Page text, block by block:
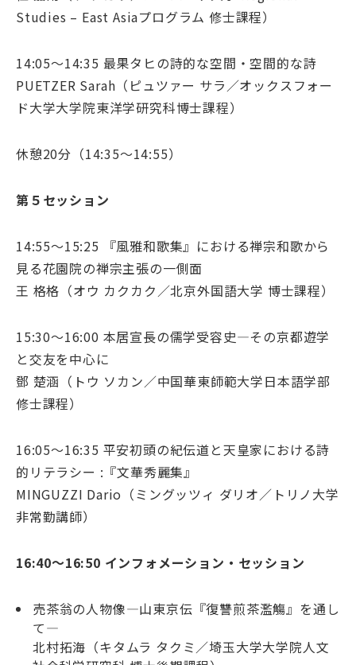
Studies – East Asiaプログラム 修士課程）
14:05～14:35 最果タヒの詩的な空間・空間的な詩
PUETZER Sarah（ピュツァー サラ／オックスフォー
ド大学大学院東洋学研究科博士課程）
休憩20分（14:35～14:55）
第５セッション
14:55～15:25 『風雅和歌集』における禅宗和歌から
見る花園院の禅宗主張の一側面
王 格格（オウ カクカク／北京外国語大学 博士課程）
15:30～16:00 本居宣長の儒学受容史―その京都遊学
と交友を中心に
鄧 楚涵（トウ ソカン／中国華東師範大学日本語学部
修士課程）
16:05～16:35 平安初頭の紀伝道と天皇家における詩
的リテラシー :『文華秀麗集』
MINGUZZI Dario（ミングッツィ ダリオ／トリノ大学
非常勤講師）
16:40～16:50 インフォメーション・セッション
売茶翁の人物像―山東京伝『復讐煎茶濫觴』を通し
て―
北村拓海（キタムラ タクミ／埼玉大学大学院人文